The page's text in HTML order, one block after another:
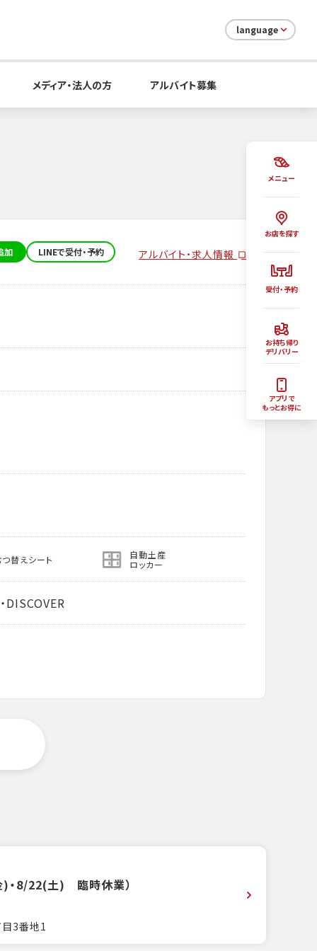
メニュー
お店を探す
受付・予約
お持ち帰り
デリバリー
アプリで
もっとお得に
language
メディア・法人の方 アルバイト募集
加 LINEで受付・予約 アルバイト・求人情報
替えシート 自動土産
ロッカー
DISCOVER
)・8/22(土) 臨時休業）
3番地1